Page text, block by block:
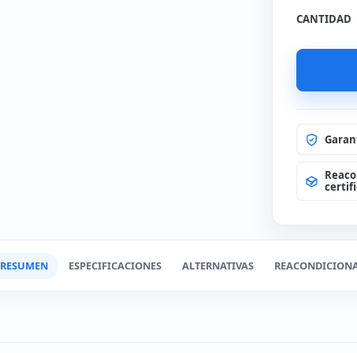
CANTIDAD
RESUMEN ESPECIFICACIONES ALTERNATIVAS